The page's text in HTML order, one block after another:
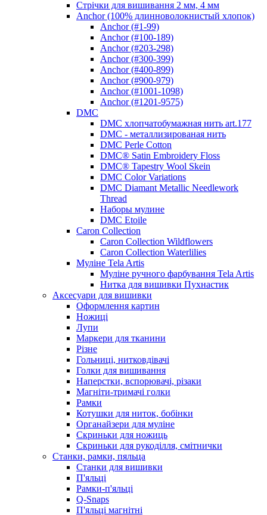
Стрічки для вишивання 2 мм, 4 мм
Anchor (100% длинноволокнистый хлопок)
Anchor (#1-99)
Anchor (#100-189)
Anchor (#203-298)
Anchor (#300-399)
Anchor (#400-899)
Anchor (#900-979)
Anchor (#1001-1098)
Anchor (#1201-9575)
DMC
DMC хлопчатобумажная нить art.177
DMC - металлизированая нить
DMC Perle Cotton
DMC® Satin Embroidery Floss
DMC® Tapestry Wool Skein
DMC Color Variations
DMC Diamant Metallic Needlework
Thread
Наборы мулине
DMC Etoile
Caron Collection
Caron Collection Wildflowers
Caron Collection Waterlilies
Муліне Tela Artis
Муліне ручного фарбування Tela Artis
Нитка для вишивки Пухнастик
Аксесуари для вишивки
Оформлення картин
Ножиці
Лупи
Маркери для тканини
Різне
Гольниці, нитковдівачі
Голки для вишивання
Наперстки, вспорювачі, різаки
Магніти-тримачі голки
Рамки
Котушки для ниток, бобінки
Органайзери для муліне
Скриньки для ножиць
Скриньки для рукоділля, смітнички
Станки, рамки, пяльца
Станки для вишивки
П'яльці
Рамки-п'яльці
Q-Snaps
П'яльці магнітні